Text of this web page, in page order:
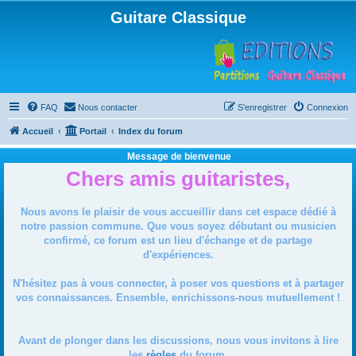
Guitare Classique
FAQ Nous contacter Connexion
S’enregistrer
Accueil Portail Index du forum
Message de bienvenue
Chers amis guitaristes,
Nous avons le plaisir de vous accueillir dans cet espace dédié à
notre passion commune. Que vous soyez débutant ou musicien
confirmé, ce forum est un lieu d'échange et de partage
d'expériences.
N'hésitez pas à vous connecter, à poser vos questions et à partager
vos connaissances. Ensemble, enrichissons-nous mutuellement !
Avant de plonger dans les discussions, nous vous invitons à lire